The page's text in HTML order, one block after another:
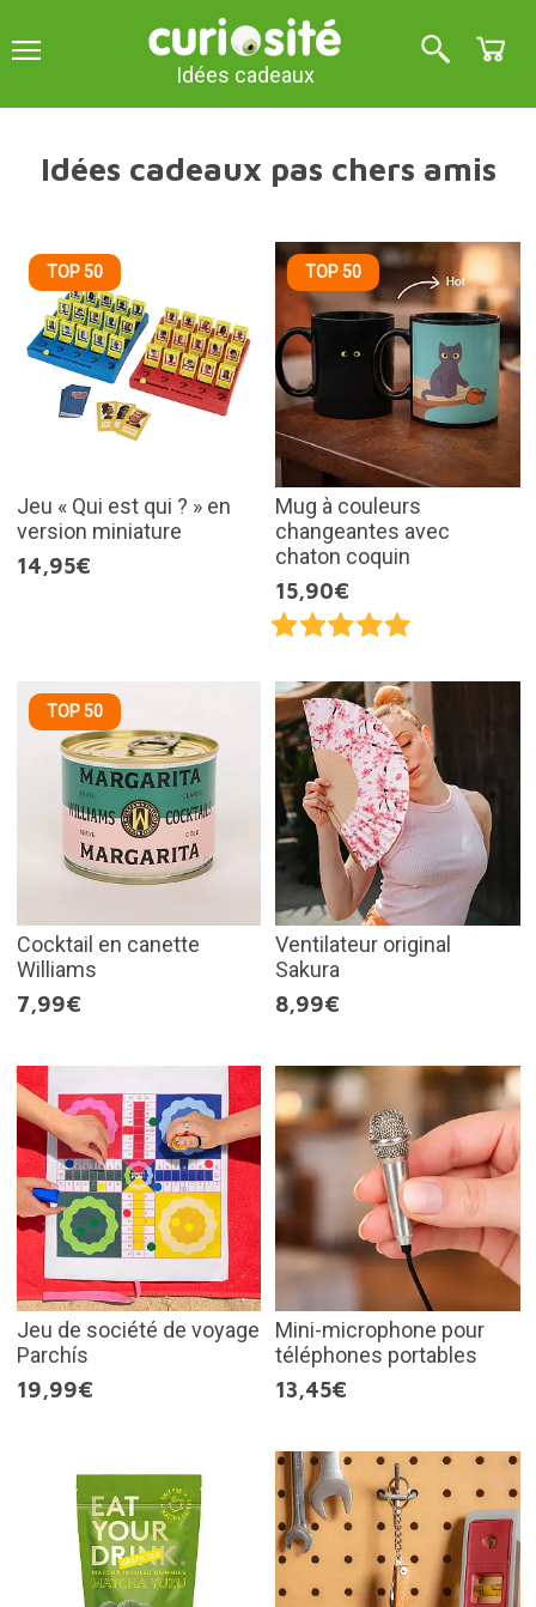
Idées cadeaux
Idées cadeaux pas chers amis
TOP 50
Jeu « Qui est qui ? » en
version miniature
14,95€
TOP 50
Mug à couleurs
changeantes avec
chaton coquin
15,90€
TOP 50
Cocktail en canette
Williams
7,99€
Ventilateur original
Sakura
8,99€
Jeu de société de voyage
Parchís
19,99€
Mini-microphone pour
téléphones portables
13,45€